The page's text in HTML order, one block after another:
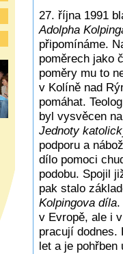
27. října 1991
Adolpha
připomínáme.
poměrech jako
poměry mu to
v Kolíně nad
pomáhat.
byl vysvěcen
Jednoty
podporu a
dílo pomoci
podobu. Spojil
pak stalo
Kolpingova díla.
v Evropě, ale i
pracují dodnes.
let a je pohřben